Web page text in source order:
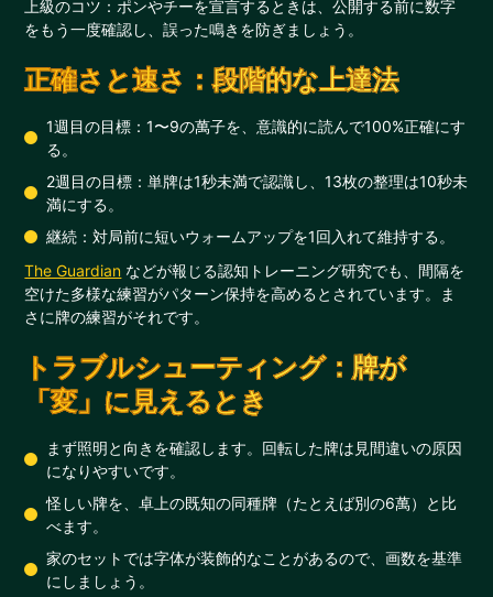
上級のコツ：ポンやチーを宣言するときは、公開する前に数字
をもう一度確認し、誤った鳴きを防ぎましょう。
正確さと速さ：段階的な上達法
1週目の目標：1〜9の萬子を、意識的に読んで100%正確にす
る。
2週目の目標：単牌は1秒未満で認識し、13枚の整理は10秒未
満にする。
継続：対局前に短いウォームアップを1回入れて維持する。
The Guardian などが報じる認知トレーニング研究でも、間隔を
空けた多様な練習がパターン保持を高めるとされています。ま
さに牌の練習がそれです。
トラブルシューティング：牌が
「変」に見えるとき
まず照明と向きを確認します。回転した牌は見間違いの原因
になりやすいです。
怪しい牌を、卓上の既知の同種牌（たとえば別の6萬）と比
べます。
家のセットでは字体が装飾的なことがあるので、画数を基準
にしましょう。